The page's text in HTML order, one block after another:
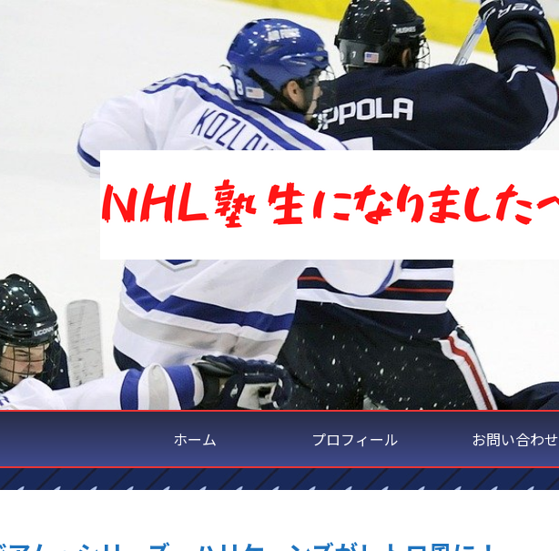
ホーム プロフィール お問い合わせ